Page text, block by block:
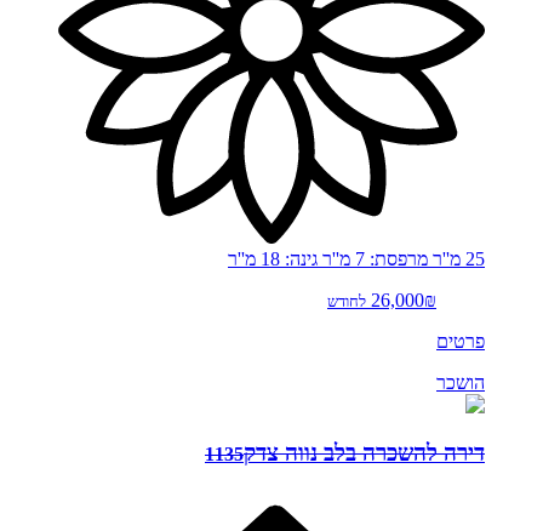
25 מ''ר מרפסת: 7 מ''ר
גינה: 18 מ''ר
26,000₪ לחודש
פרטים
הושכר
דירה להשכרה בלב נווה צדק1135